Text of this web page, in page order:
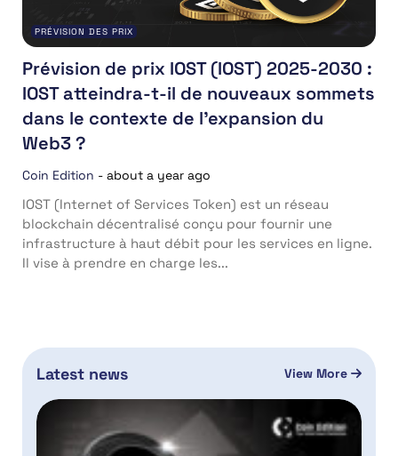
PRÉVISION DES PRIX
Prévision de prix IOST (IOST) 2025-2030 :
IOST atteindra-t-il de nouveaux sommets
dans le contexte de l’expansion du
Web3 ?
Coin Edition - about a year ago
IOST (Internet of Services Token) est un réseau
blockchain décentralisé conçu pour fournir une
infrastructure à haut débit pour les services en ligne.
Il vise à prendre en charge les...
Latest news View More